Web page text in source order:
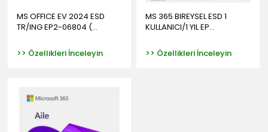
MS OFFICE EV 2024 ESD
TR/ING EP2-06804 (...
>> Özellikleri İnceleyin
MS 365 BIREYSEL ESD 1
KULLANICI/1 YIL EP...
>> Özellikleri İnceleyin